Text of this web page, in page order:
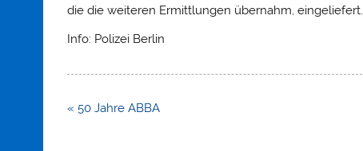
die die weiteren Ermittlungen übernahm, eingeliefert.
Info: Polizei Berlin
Beitragsnavigation
« 50 Jahre ABBA